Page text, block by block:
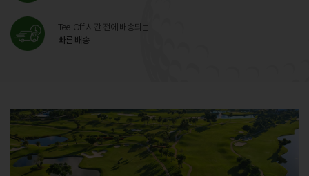
Tee Off 시간 전에 배송되는
빠른 배송